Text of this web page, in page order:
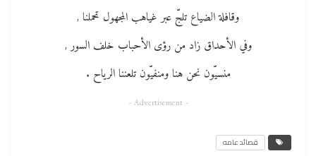
وقافلة الضياع تلجّ عبر غياهب المجهول تحملنا ,
وفي الأحداق زاد من رؤى الأحباب خلف السور ,
منسيّون نحن هنا ومنفيّون تلعننا الرياح .
- Advertisement -
قصائد عامه